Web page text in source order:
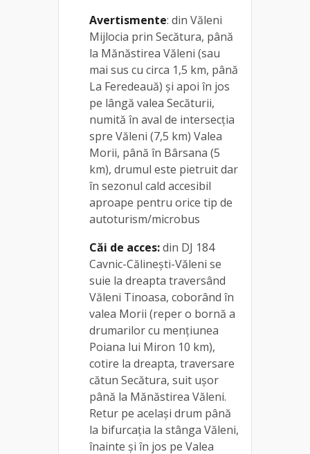
Avertismente: din Văleni
Mijlocia prin Secătura, până
la Mănăstirea Văleni (sau
mai sus cu circa 1,5 km, până
La Feredeauă) și apoi în jos
pe lângă valea Secăturii,
numită în aval de intersecția
spre Văleni (7,5 km) Valea
Morii, până în Bârsana (5
km), drumul este pietruit dar
în sezonul cald accesibil
aproape pentru orice tip de
autoturism/microbus
Căi de acces:din DJ 184
Cavnic-Călinești-Văleni se
suie la dreapta traversând
Văleni Tinoasa, coborând în
valea Morii (reper o bornă a
drumarilor cu mențiunea
Poiana lui Miron 10 km),
cotire la dreapta, traversare
cătun Secătura, suit ușor
până la Mănăstirea Văleni.
Retur pe același drum până
la bifurcația la stânga Văleni,
înainte și în jos pe Valea